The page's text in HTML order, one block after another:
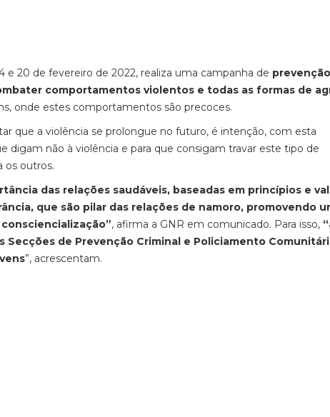
e 20 de fevereiro de 2022, realiza uma campanha de
comportamentos violentos e todas as formas de
onde estes comportamentos são precoces.
que a violência se prolongue no futuro, é intenção, com esta
digam não à violência e para que consigam travar este tipo de
os outros.
das relações saudáveis, baseadas em princípios e
que são pilar das relações de namoro, promovendo
, afirma a GNR em comunicado. Para isso,
Secções de Prevenção Criminal e Policiamento
”, acrescentam.